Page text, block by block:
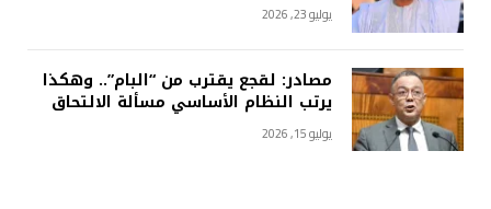
يوليو 23, 2026
مصادر: لقجع يقترب من “البام”.. وهكذا
يرتب النظام الأساسي مسألة الالتحاق
يوليو 15, 2026